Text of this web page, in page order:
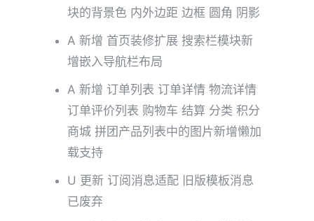
块的背景色 内外边距 边框 圆角 阴影
A 新增 首页装修扩展 搜索栏模块新
增嵌入导航栏布局
A 新增 订单列表 订单详情 物流详情
订单评价列表 购物车 结算 分类 积分
商城 拼团产品列表中的图片新增懒加
载支持
U 更新 订阅消息适配 旧版模板消息
已废弃